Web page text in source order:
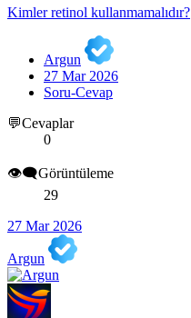
Kimler retinol kullanmamalıdır?
Argun
27 Mar 2026
Soru-Cevap
💬Cevaplar
0
👁️‍🗨️Görüntüleme
29
27 Mar 2026
Argun